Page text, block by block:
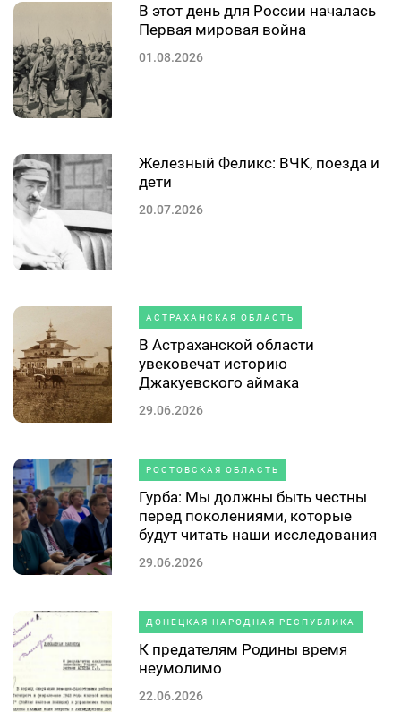
В этот день для России началась
Первая мировая война
01.08.2026
Железный Феликс: ВЧК, поезда и
дети
20.07.2026
АСТРАХАНСКАЯ ОБЛАСТЬ
В Астраханской области
увековечат историю
Джакуевского аймака
29.06.2026
РОСТОВСКАЯ ОБЛАСТЬ
Гурба: Мы должны быть честны
перед поколениями, которые
будут читать наши исследования
29.06.2026
ДОНЕЦКАЯ НАРОДНАЯ РЕСПУБЛИКА
К предателям Родины время
неумолимо
22.06.2026